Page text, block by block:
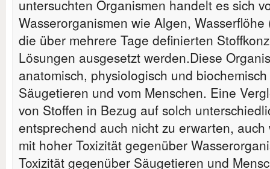
untersuchten Organismen handelt es sich
Wasserorganismen wie Algen,
die über mehrere Tage definierten
Lösungen ausgesetzt werden.Diese
anatomisch, physiologisch und
Säugetieren und vom Menschen. Eine
von Stoffen in Bezug auf solch
entsprechend auch nicht zu erwarten,
mit hoher Toxizität gegenüber
Toxizität gegenüber Säugetieren und